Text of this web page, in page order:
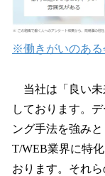
※働きがいのある
当社は「良い未
しております。
ング手法を強み
T/WEB業界に特
おります。それ